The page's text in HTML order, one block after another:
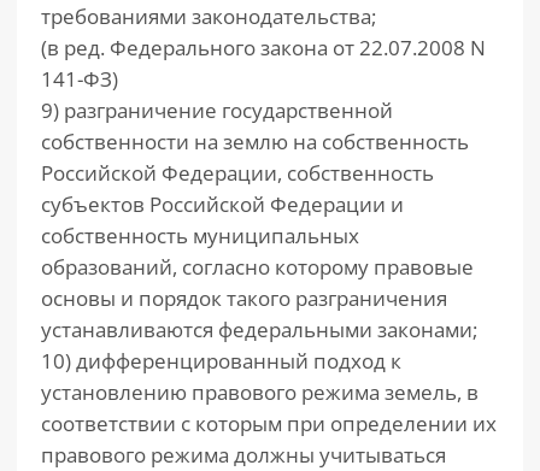
требованиями законодательства;
(в ред. Федерального закона от 22.07.2008 N
141-ФЗ)
9) разграничение государственной
собственности на землю на собственность
Российской Федерации, собственность
субъектов Российской Федерации и
собственность муниципальных
образований, согласно которому правовые
основы и порядок такого разграничения
устанавливаются федеральными законами;
10) дифференцированный подход к
установлению правового режима земель, в
соответствии с которым при определении их
правового режима должны учитываться